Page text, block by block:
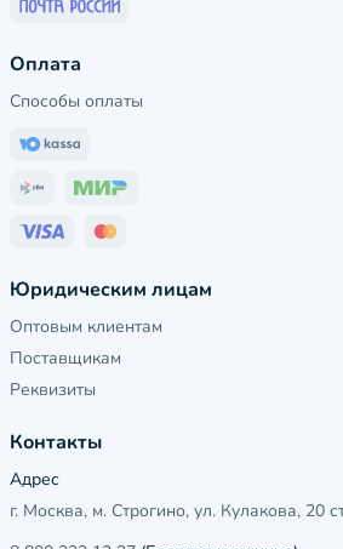
Оплата
Способы оплаты
Юридическим лицам
Оптовым клиентам
Поставщикам
Реквизиты
Контакты
Адрес
г. Москва, м. Строгино, ул. Кулакова, 20